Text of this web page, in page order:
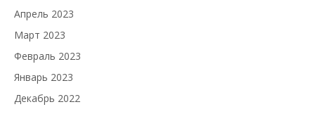
Апрель 2023
Март 2023
Февраль 2023
Январь 2023
Декабрь 2022